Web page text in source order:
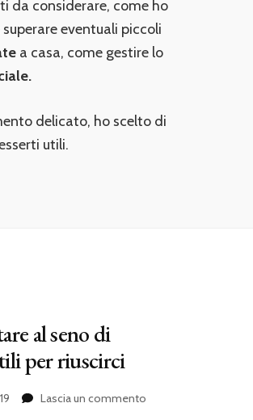
da considerare, come ho
eventuali piccoli
a casa, come gestire lo
delicato, ho scelto di
utili.
al seno di
per riuscirci
Lascia un commentosu